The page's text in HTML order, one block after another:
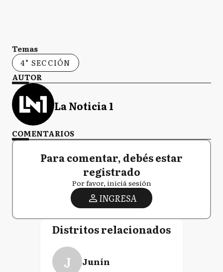
Temas
4° SECCIÓN
AUTOR
La Noticia 1
COMENTARIOS
Para comentar, debés estar
registrado
Por favor, iniciá sesión
INGRESA
Distritos relacionados
J Junín